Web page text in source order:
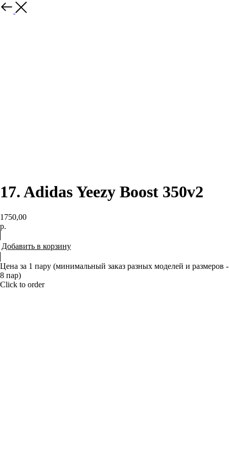
назад
17. Adidas Yeezy Boost 350v2
1750,00
р.
Добавить в корзину
Цена за 1 пару (минимальный заказ разных моделей и размеров -
8 пар)
Click to order